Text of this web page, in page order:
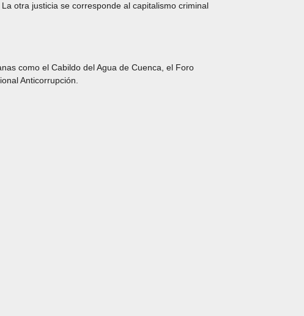
otra justicia se corresponde al capitalismo criminal
como el Cabildo del Agua de Cuenca, el Foro
Anticorrupción.